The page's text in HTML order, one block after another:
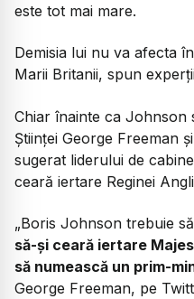
este tot mai mare.
Demisia lui nu va afecta
Marii Britanii, spun
Chiar înainte ca Johnson
Științei George Freeman
sugerat liderului de
ceară iertare Reginei
„Boris Johnson trebuie
să-şi ceară iertare
să numească un prim-
George Freeman, pe